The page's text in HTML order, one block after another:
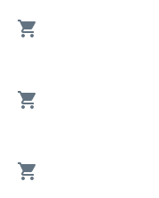
มหากาพย์
มหากาพย์
นตร์
มหากาพย์